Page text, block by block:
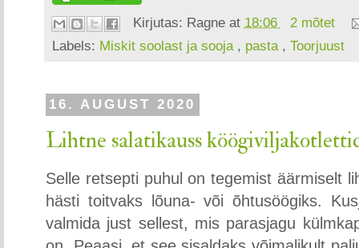
Kirjutas: Ragne at 18:06
2 mõtet
Labels: Miskit soolast ja sooja , pasta , Toorjuust
16. AUGUST 2020
Lihtne salatikauss
Selle retsepti puhul on tegemist äärmiselt
hästi toitvaks lõuna- või õhtusöögiks.
valmida just sellest, mis parasjagu